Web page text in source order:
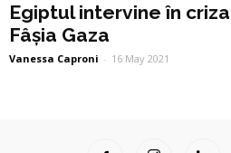
Egiptul intervine în
Fâșia Gaza
Vanessa Caproni - 16 May 2021